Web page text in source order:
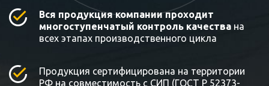
Вся продукция компании проходит
многоступенчатый контроль качества на
всех этапах производственного цикла
Продукция сертифицирована на территории
РФ на совместимость с СИП (ГОСТ Р 52373-